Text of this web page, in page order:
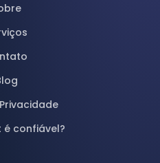
é confiável?